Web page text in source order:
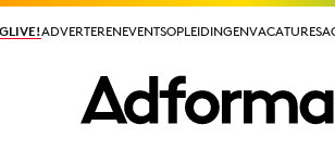
ADVERTERENEVENTSOPLEIDINGENVACATURES
ADVERTERENEVENTSOPLEIDINGENVACATURES